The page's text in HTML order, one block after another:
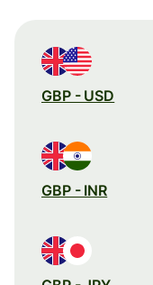
GBP - USD
GBP - INR